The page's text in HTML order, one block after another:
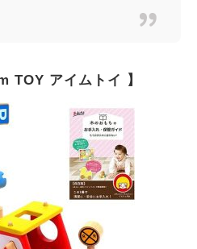
TOY アイムトイ 】